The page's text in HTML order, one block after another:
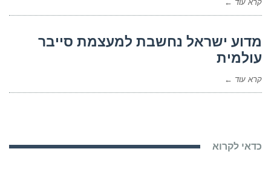
קרא עוד ←
מדוע ישראל נחשבת למעצמת סייבר
עולמית
קרא עוד ←
כדאי לקרוא